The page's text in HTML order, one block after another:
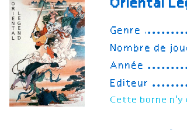
Oriental
Genre
Nombre de
Année
Editeur
Cette borne n'y